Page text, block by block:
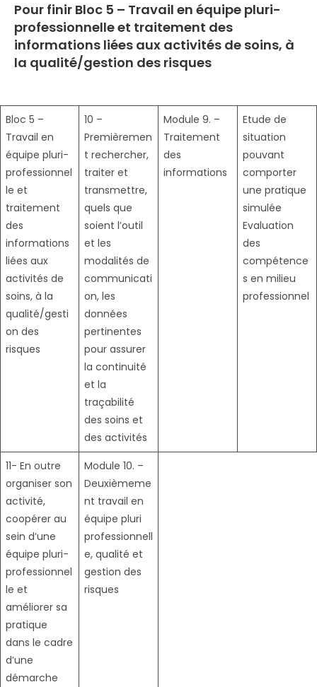
Pour finir Bloc 5 – Travail en équipe pluri-
professionnelle et traitement des
informations liées aux activités de soins, à
la qualité/gestion des risques
Bloc 5 –
Travail en
équipe pluri-
professionnel
le et
traitement
des
informations
liées aux
activités de
soins, à la
qualité/gesti
on des
risques
10 –
Premièremen
t rechercher,
traiter et
transmettre,
quels que
soient l’outil
et les
modalités de
communicati
on, les
données
pertinentes
pour assurer
la continuité
et la
traçabilité
des soins et
des activités
Module 9. –
Traitement
des
informations
Etude de
situation
pouvant
comporter
une pratique
simulée
Evaluation
des
compétence
s en milieu
professionnel
11- En outre
organiser son
activité,
coopérer au
sein d’une
équipe pluri-
professionnel
le et
améliorer sa
pratique
dans le cadre
d’une
démarche
Module 10. –
Deuxièmeme
nt travail en
équipe pluri
professionnell
e, qualité et
gestion des
risques